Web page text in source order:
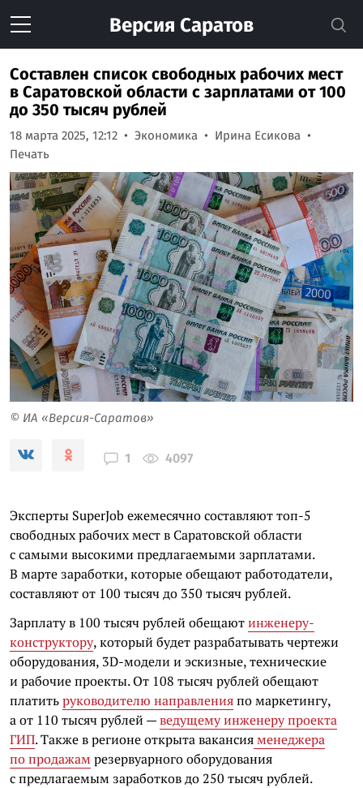
Версия Саратов
Составлен список свободных рабочих мест
в Саратовской области с зарплатами от 100
до 350 тысяч рублей
18 марта 2025, 12:12 Экономика
Ирина Есикова
Печать
© ИА «Версия-Саратов»
1 4097
Эксперты SuperJob ежемесячно составляют топ-5
свободных рабочих мест в Саратовской области
с самыми высокими предлагаемыми зарплатами.
В марте заработки, которые обещают работодатели,
составляют от 100 тысяч до 350 тысяч рублей.
Зарплату в 100 тысяч рублей обещаютинженеру-
конструктору, который будет разрабатывать чертежи
оборудования, 3D-модели и эскизные, технические
и рабочие проекты. От 108 тысяч рублей обещают
платитьруководителю направленияпо маркетингу,
а от 110 тысяч рублей —ведущему инженеру проекта
ГИП. Также в регионе открыта вакансияменеджера
по продажамрезервуарного оборудования
с предлагаемым заработков до 250 тысяч рублей.